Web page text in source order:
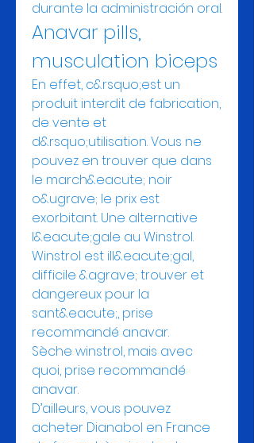
Anavar pills,
musculation biceps
En effet, c&rsquo;est un
produit interdit de fabrication,
de vente et
d&rsquo;utilisation. Vous ne
pouvez en trouver que dans
le march&eacute; noir
o&ugrave; le prix est
exorbitant. Une alternative
l&eacute;gale au Winstrol.
Winstrol est ill&eacute;gal,
difficile &agrave; trouver et
dangereux pour la
sant&eacute;, prise
recommandé anavar.
Sèche winstrol, mais avec
quoi, prise recommandé
anavar.
D’ailleurs, vous pouvez
acheter Dianabol en France